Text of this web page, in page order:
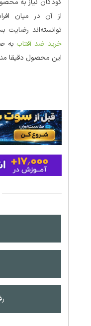
از آن در میان
توانسته‌اند رضایت
خرید ضد آفتاب به
این محصول دقیقا